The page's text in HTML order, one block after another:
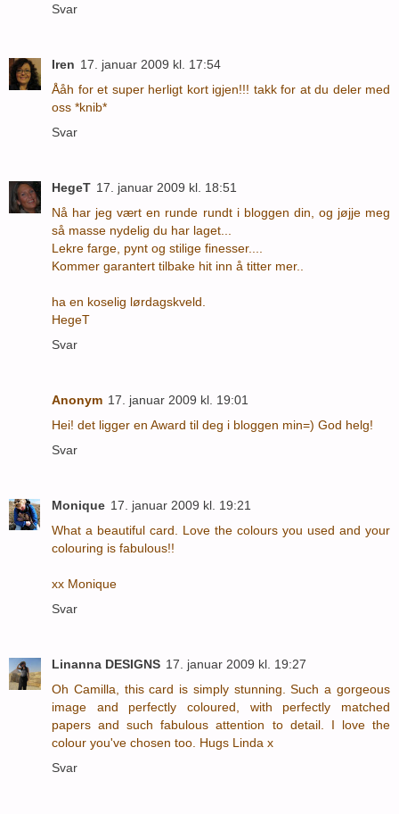
Svar
Iren 17. januar 2009 kl. 17:54
Ååh for et super herligt kort igjen!!! takk for at du deler med
oss *knib*
Svar
HegeT 17. januar 2009 kl. 18:51
Nå har jeg vært en runde rundt i bloggen din, og jøjje meg
så masse nydelig du har laget...
Lekre farge, pynt og stilige finesser....
Kommer garantert tilbake hit inn å titter mer..
ha en koselig lørdagskveld.
HegeT
Svar
Anonym 17. januar 2009 kl. 19:01
Hei! det ligger en Award til deg i bloggen min=) God helg!
Svar
Monique 17. januar 2009 kl. 19:21
What a beautiful card. Love the colours you used and your
colouring is fabulous!!
xx Monique
Svar
Linanna DESIGNS 17. januar 2009 kl. 19:27
Oh Camilla, this card is simply stunning. Such a gorgeous
image and perfectly coloured, with perfectly matched
papers and such fabulous attention to detail. I love the
colour you've chosen too. Hugs Linda x
Svar